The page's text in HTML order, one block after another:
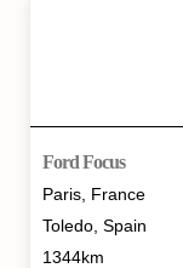
Ford Focus
Paris, France
Toledo, Spain
1344km